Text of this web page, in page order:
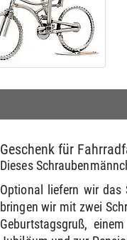
Geschenk für
Dieses
Optional liefern wir das
bringen wir mit zwei
Geburtstagsgruß,